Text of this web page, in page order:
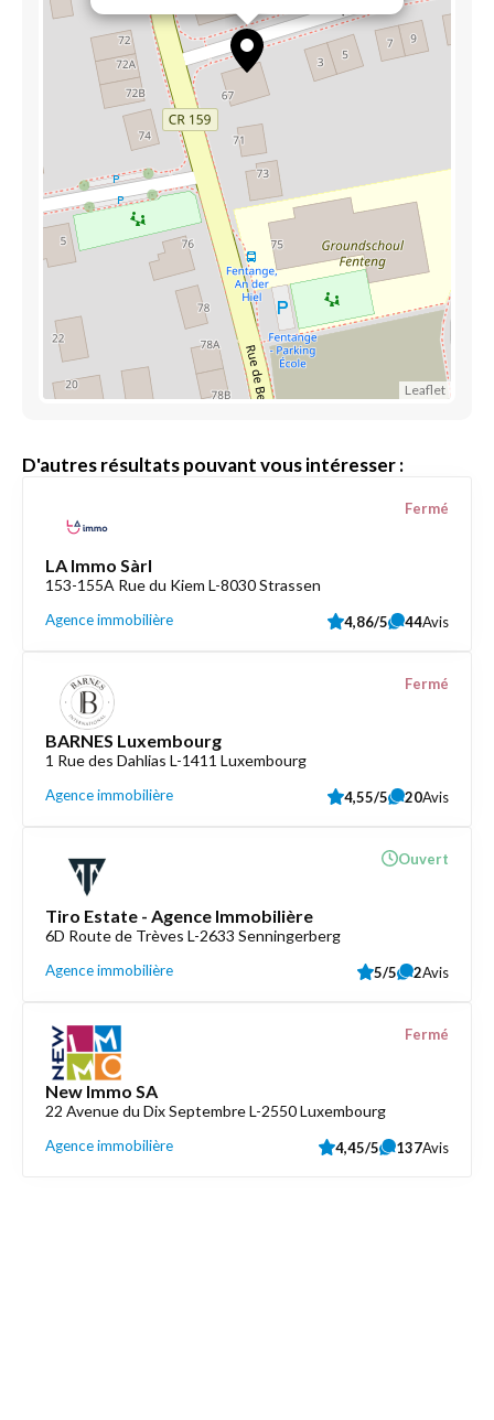
Leaflet
D'autres résultats pouvant vous intéresser :
LA Immo Sàrl
153-155A Rue du Kiem L-8030 Strassen
Agence immobilière
Fermé
4,86/5 44Avis
BARNES Luxembourg
1 Rue des Dahlias L-1411 Luxembourg
Agence immobilière
Fermé
4,55/5 20Avis
Tiro Estate - Agence Immobilière
6D Route de Trèves L-2633 Senningerberg
Agence immobilière
Ouvert
5/5 2Avis
New Immo SA
22 Avenue du Dix Septembre L-2550 Luxembourg
Agence immobilière
Fermé
4,45/5 137Avis